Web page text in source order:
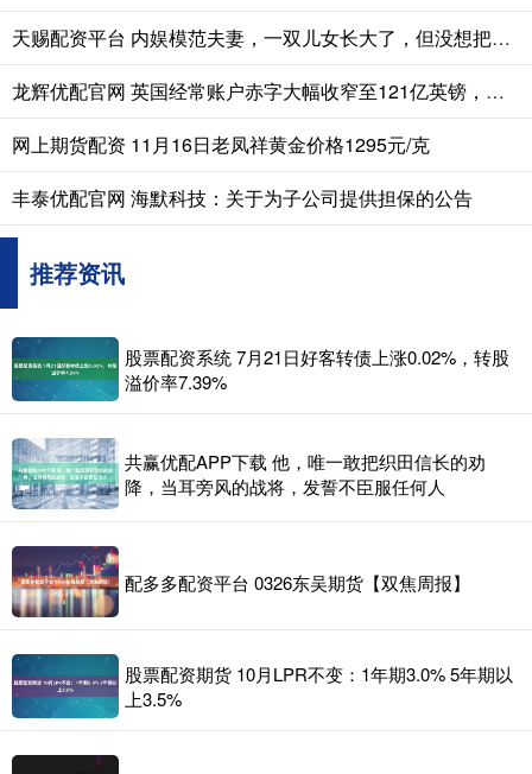
天赐配资平台 内娱模范夫妻，一双儿女长大了，但没想把他们往娱乐圈推
龙辉优配官网 英国经常账户赤字大幅收窄至121亿英镑，创2024年三季度以来新低
网上期货配资 11月16日老凤祥黄金价格1295元/克
丰泰优配官网 海默科技：关于为子公司提供担保的公告
推荐资讯
股票配资系统 7月21日好客转债上涨0.02%，转股
溢价率7.39%
共赢优配APP下载 他，唯一敢把织田信长的劝
降，当耳旁风的战将，发誓不臣服任何人
配多多配资平台 0326东吴期货【双焦周报】
股票配资期货 10月LPR不变：1年期3.0% 5年期以
上3.5%